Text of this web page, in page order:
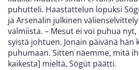
puhutteli. Haastattelun lopuksi
ja Arsenalin julkinen
valmiista. – Mesut ei voi puhua
syistä johtuen. Jonain päivänä hän
puhumaan. Sitten näemme, mitä
kaikesta] mieltä, Sögüt päätti.